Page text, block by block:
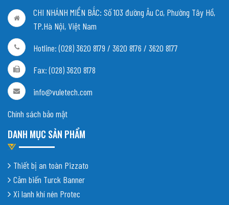
CHI NHÁNH MIỀN BẮC: Số 103 đường Âu Cơ, Phường Tây Hồ,
TP.Hà Nội, Việt Nam
Hotline: (028) 3620 8179 / 3620 8176 / 3620 8177
Fax: (028) 3620 8178
info@vuletech.com
Chính sách bảo mật
DANH MỤC SẢN PHẨM
Thiết bị an toàn Pizzato
Cảm biến Turck Banner
Xi lanh khí nén Protec